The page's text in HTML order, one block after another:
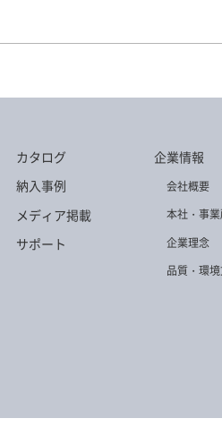
DD-3579-N DD-3576-WW
カタログ
納入事例
メディア掲載
サポート
企業情報
会社概要
本社・事
企業理念
品質・環